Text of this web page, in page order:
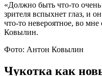
«Должно быть что-то очень
зрителя вспыхнет глаз, и
что-то невероятное, во
Ковылин.
Фото: Антон Ковылин
Чукотка как